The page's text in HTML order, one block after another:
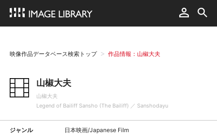
映像作品データベース検索トップ 作品情報：山椒大夫
山椒大夫
山椒大夫
Legend of Bailiff Sansho (The Bailiff) ／ Sanshodayu
ジャンル 日本映画/Japanese Film